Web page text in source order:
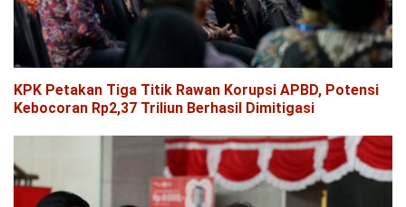
KPK Petakan Tiga Titik Rawan Korupsi APBD, Potensi
Kebocoran Rp2,37 Triliun Berhasil Dimitigasi